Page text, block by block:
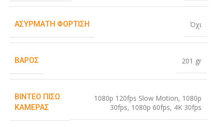
ΑΣΎΡΜΑΤΗ ΦΌΡΤΙΣΗ Όχι
ΒΆΡΟΣ 201 gr
ΒΊΝΤΕΟ ΠΊΣΩ
ΚΆΜΕΡΑΣ
1080p 120fps Slow Motion, 1080p
30fps, 1080p 60fps, 4K 30fps